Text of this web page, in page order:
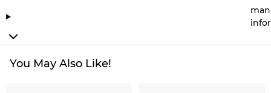
You May Also Like!